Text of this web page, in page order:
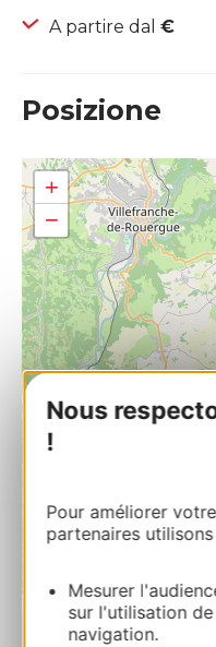
Nous
!
Pour améliorer
partenaires
Mesurer
sur l'utilisation
navigation.
A partire dal €
Posizione
+
−